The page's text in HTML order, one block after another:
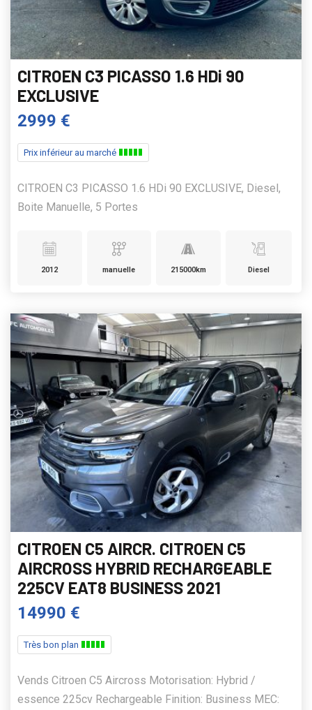
CITROEN C3 PICASSO 1.6 HDi 90
EXCLUSIVE
2999 €
Prix inférieur au marché
CITROEN C3 PICASSO 1.6 HDi 90 EXCLUSIVE, Diesel,
Boite Manuelle, 5 Portes
2012 manuelle 215000km Diesel
CITROEN C5 AIRCR. CITROEN C5
AIRCROSS HYBRID RECHARGEABLE
225CV EAT8 BUSINESS 2021
14990 €
Très bon plan
Vends Citroen C5 Aircross Motorisation: Hybrid /
essence 225cv Rechargeable Finition: Business MEC: